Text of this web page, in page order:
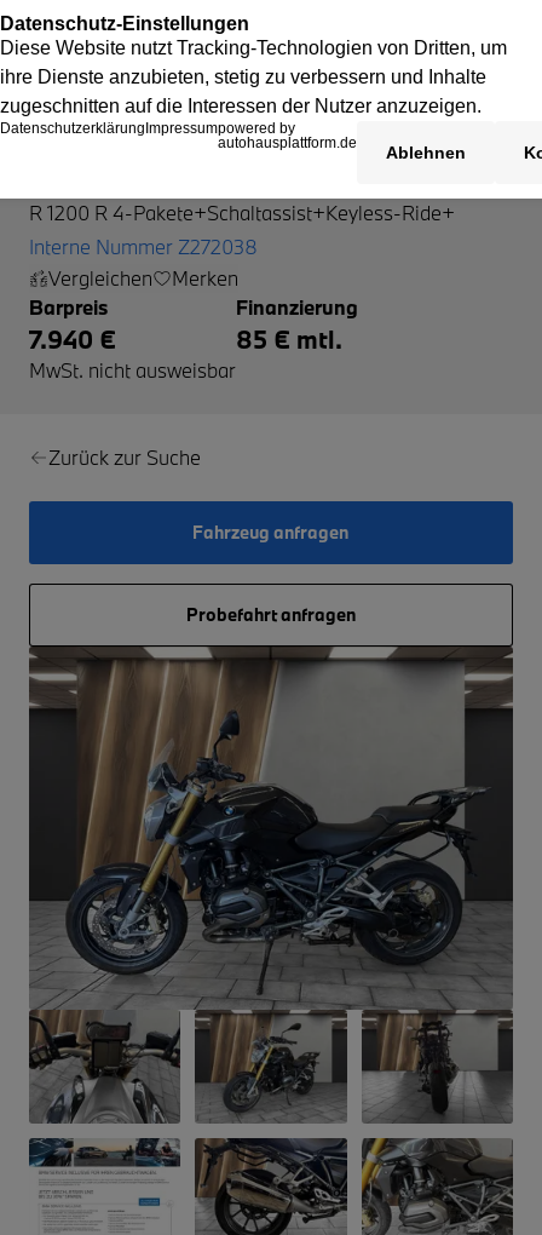
R 1200 R 4-Pakete+Schaltassist+Keyless-Ride+
Interne Nummer Z272038
Vergleichen
Merken
Barpreis
7.940 €
MwSt. nicht ausweisbar
Finanzierung
85 € mtl.
Zurück zur Suche
Fahrzeug anfragen
Probefahrt anfragen